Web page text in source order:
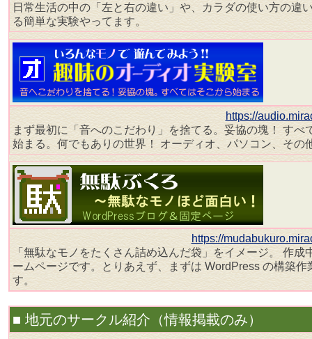
日常生活の中の「左と右の違い」や、カラダの使い方の違
る簡単な実験やってます。
https://
まず最初に「音へのこだわり」を捨てる。妥協の塊！ すべ
始まる。何でもありの世界！ オーディオ、パソコン、その
https://
「無駄なモノをたくさん詰め込んだ袋」をイメージ。 作成
ームページです。とりあえず、まずは WordPress の構築作
す。
■ 地元のサークル紹介（情報掲載のみ）